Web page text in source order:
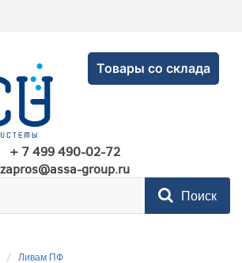
Товары со склада
+ 7 499 490-02-72
zapros@assa-group.ru
Поиск
Ливам ПФ